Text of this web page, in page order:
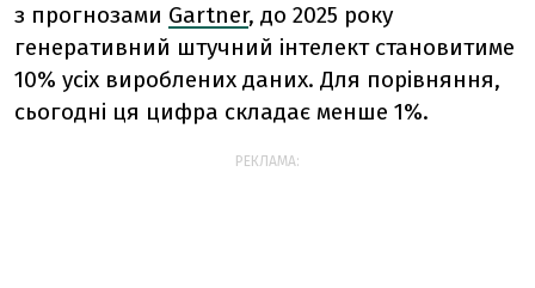
з прогнозами Gartner, до 2025 року
генеративний штучний інтелект становитиме
10% усіх вироблених даних. Для порівняння,
сьогодні ця цифра складає менше 1%.
РЕКЛАМА: